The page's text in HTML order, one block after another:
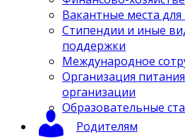
Вакантные места
Стипендии и иные
поддержки
Международное
Организация
организации
Образовательные
Родителям